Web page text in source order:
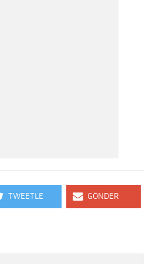
TWEETLE GÖNDER